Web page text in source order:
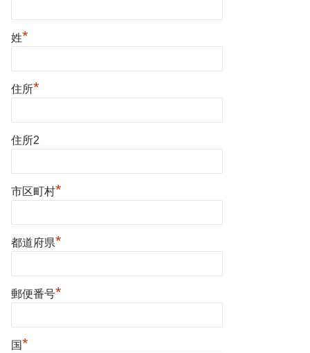
姓*
住所*
住所2
市区町村*
都道府県*
郵便番号*
国*